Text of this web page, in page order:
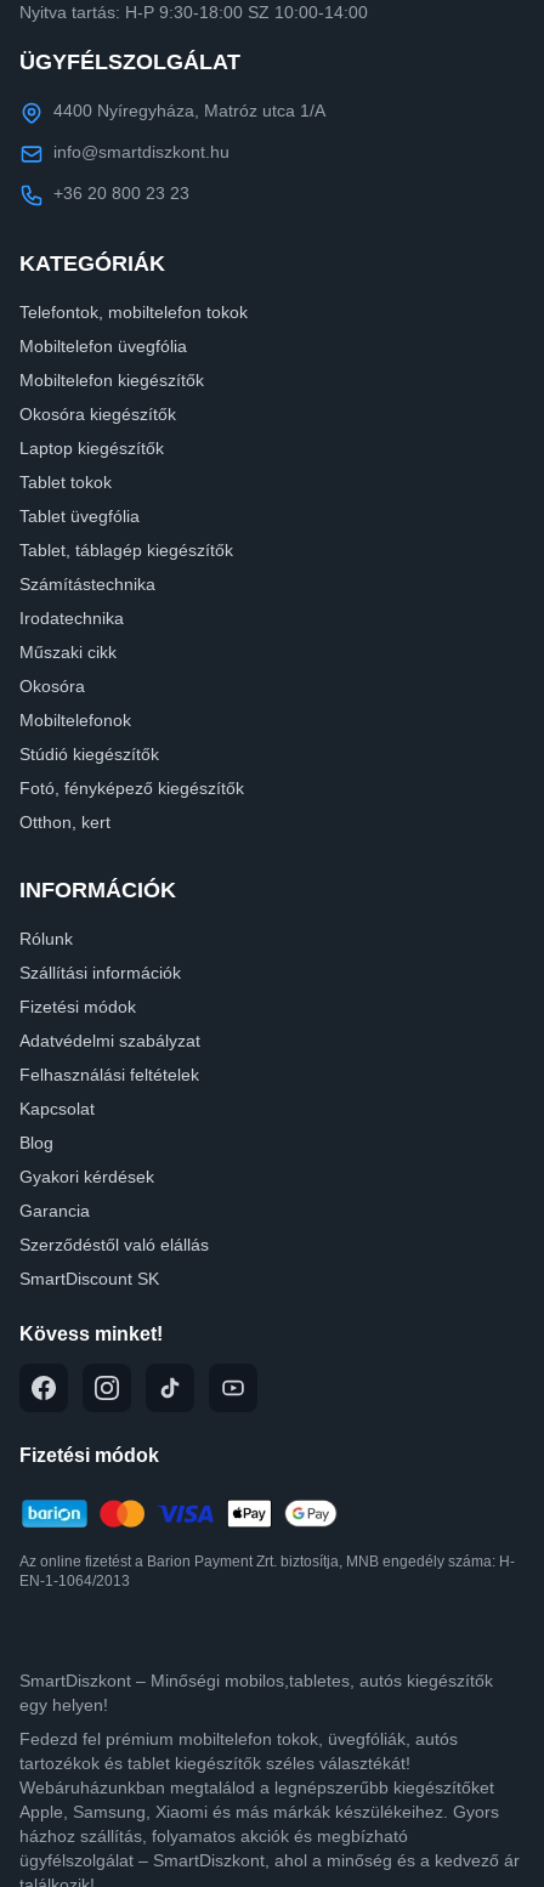
Nyitva tartás: H-P 9:30-18:00 SZ 10:00-14:00
ÜGYFÉLSZOLGÁLAT
4400 Nyíregyháza, Matróz utca 1/A
info@smartdiszkont.hu
+36 20 800 23 23
KATEGÓRIÁK
Telefontok, mobiltelefon tokok
Mobiltelefon üvegfólia
Mobiltelefon kiegészítők
Okosóra kiegészítők
Laptop kiegészítők
Tablet tokok
Tablet üvegfólia
Tablet, táblagép kiegészítők
Számítástechnika
Irodatechnika
Műszaki cikk
Okosóra
Mobiltelefonok
Stúdió kiegészítők
Fotó, fényképező kiegészítők
Otthon, kert
INFORMÁCIÓK
Rólunk
Szállítási információk
Fizetési módok
Adatvédelmi szabályzat
Felhasználási feltételek
Kapcsolat
Blog
Gyakori kérdések
Garancia
Szerződéstől való elállás
SmartDiscount SK
Kövess minket!
Fizetési módok
Az online fizetést a Barion Payment Zrt. biztosítja, MNB engedély száma: H-
EN-1-1064/2013
SmartDiszkont – Minőségi mobilos,tabletes, autós kiegészítők
egy helyen!
Fedezd fel prémium mobiltelefon tokok, üvegfóliák, autós
tartozékok és tablet kiegészítők széles választékát!
Webáruházunkban megtalálod a legnépszerűbb kiegészítőket
Apple, Samsung, Xiaomi és más márkák készülékeihez. Gyors
házhoz szállítás, folyamatos akciók és megbízható
ügyfélszolgálat – SmartDiszkont, ahol a minőség és a kedvező ár